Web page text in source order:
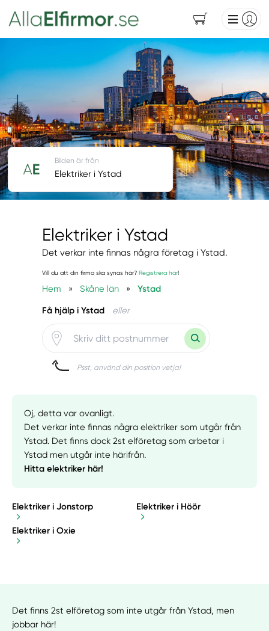
Elektriker i Ystad
Det verkar inte finnas några företag i Ystad.
Vill du att din firma ska synas här? Registrera här!
Hem » Skåne län » Ystad
Få hjälp i Ystad eller
Psst, använd din position vetja!
Bilden är från
Elektriker i Ystad
Oj, detta var ovanligt.
Det verkar inte finnas några elektriker som utgår från
Ystad. Det finns dock 2st elföretag som arbetar i
Ystad men utgår inte härifrån.
Hitta elektriker här!
Elektriker i Jonstorp Elektriker i Höör
Elektriker i Oxie
Det finns 2st elföretag som inte utgår från Ystad, men
jobbar här!